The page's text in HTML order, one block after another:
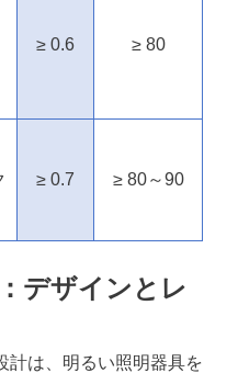
≥ 0.6 ≥ 80
≥ 0.7 ≥ 80～90
デザインとレ
計は、明るい照明器具を